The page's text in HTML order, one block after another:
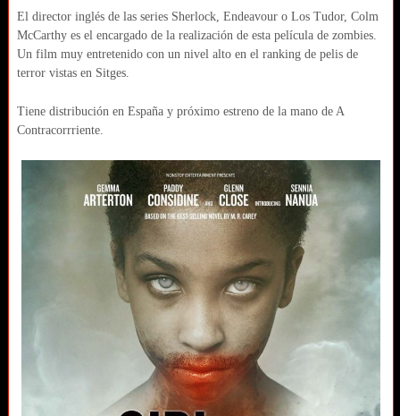
El director inglés de las series Sherlock, Endeavour o Los Tudor, Colm
McCarthy es el encargado de la realización de esta película de zombies.
Un film muy entretenido con un nivel alto en el ranking de pelis de
terror vistas en Sitges.
Tiene distribución en España y próximo estreno de la mano de A
Contracorrriente.